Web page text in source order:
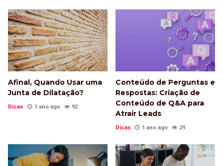
Afinal, Quando Usar uma
Junta de Dilatação?
Dicas 1 ano ago 92
Conteúdo de Perguntas e
Respostas: Criação de
Conteúdo de Q&A para
Atrair Leads
Dicas 1 ano ago 29